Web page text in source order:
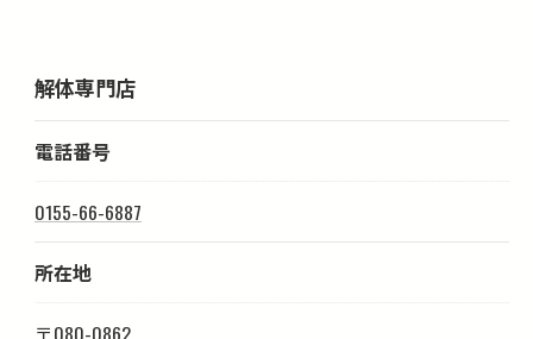
解体専門店
電話番号
0155-66-6887
所在地
〒080-0862